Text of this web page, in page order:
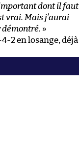
important dont il faut
vrai. Mais j’aurai
démontré. »
2 en losange, déjà